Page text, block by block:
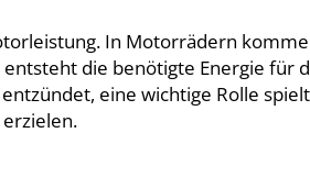
In Motorrädern
die benötigte Energie für
eine wichtige Rolle